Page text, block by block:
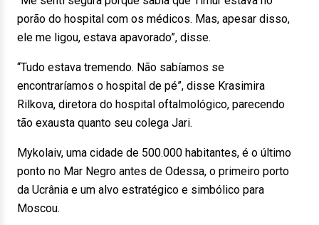
porão do hospital com os médicos. Mas, apesar disso,
ele me ligou, estava apavorado”, disse.
“Tudo estava tremendo. Não sabíamos se
encontraríamos o hospital de pé”, disse Krasimira
Rilkova, diretora do hospital oftalmológico, parecendo
tão exausta quanto seu colega Jari.
Mykolaiv, uma cidade de 500.000 habitantes, é o último
ponto no Mar Negro antes de Odessa, o primeiro porto
da Ucrânia e um alvo estratégico e simbólico para
Moscou.